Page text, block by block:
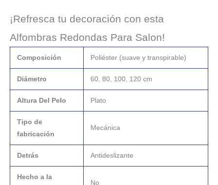
¡Refresca tu decoración con esta
Alfombras Redondas Para Salon!
Composición Poliéster (suave y transpirable)
Diámetro 60, 80, 100, 120 cm
Altura Del Pelo Plato
Tipo de
fabricación
Mecánica
Detrás Antideslizante
Hecho a la
No